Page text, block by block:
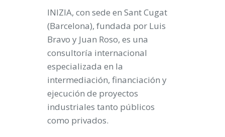
INIZIA, con sede en Sant Cugat
(Barcelona), fundada por Luis
Bravo y Juan Roso, es una
consultoría internacional
especializada en la
intermediación, financiación y
ejecución de proyectos
industriales tanto públicos
como privados.